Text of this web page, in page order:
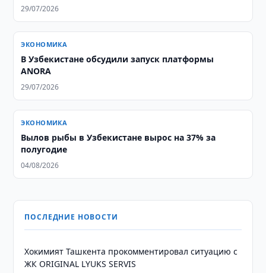
29/07/2026
ЭКОНОМИКА
В Узбекистане обсудили запуск платформы
ANORA
29/07/2026
ЭКОНОМИКА
Вылов рыбы в Узбекистане вырос на 37% за
полугодие
04/08/2026
ПОСЛЕДНИЕ НОВОСТИ
Хокимият Ташкента прокомментировал ситуацию с
ЖК ORIGINAL LYUKS SERVIS